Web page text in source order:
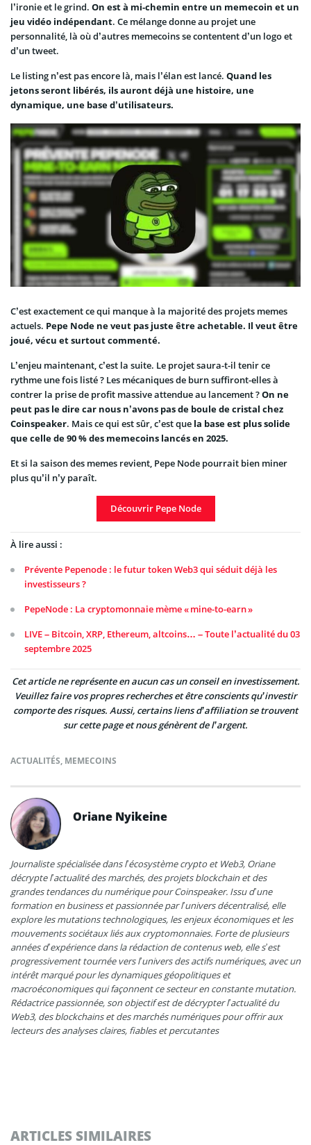
l’ironie et le grind. On est à mi-chemin entre un memecoin et un
jeu vidéo indépendant. Ce mélange donne au projet une
personnalité, là où d’autres memecoins se contentent d’un logo et
d’un tweet.
Le listing n’est pas encore là, mais l’élan est lancé. Quand les
jetons seront libérés, ils auront déjà une histoire, une
dynamique, une base d’utilisateurs.
C’est exactement ce qui manque à la majorité des projets memes
actuels. Pepe Node ne veut pas juste être achetable. Il veut être
joué, vécu et surtout commenté.
L’enjeu maintenant, c’est la suite. Le projet saura-t-il tenir ce
rythme une fois listé ? Les mécaniques de burn suffiront-elles à
contrer la prise de profit massive attendue au lancement ?On ne
peut pas le dire car nous n’avons pas de boule de cristal chez
Coinspeaker. Mais ce qui est sûr, c’est que la base est plus solide
que celle de 90 % des memecoins lancés en 2025.
Et si la saison des memes revient, Pepe Node pourrait bien miner
plus qu’il n’y paraît.
Découvrir Pepe Node
À lire aussi :
Prévente Pepenode : le futur token Web3 qui séduit déjà les
investisseurs ?
PepeNode : La cryptomonnaie mème « mine-to-earn »
LIVE – Bitcoin, XRP, Ethereum, altcoins… – Toute l’actualité du 03
septembre 2025
Cet article ne représente en aucun cas un conseil en investissement.
Veuillez faire vos propres recherches et être conscients qu’investir
comporte des risques. Aussi, certains liens d’affiliation se trouvent
sur cette page et nous génèrent de l’argent.
ACTUALITÉS, MEMECOINS
Oriane Nyikeine
Journaliste spécialisée dans l’écosystème crypto et Web3, Oriane
décrypte l’actualité des marchés, des projets blockchain et des
grandes tendances du numérique pour Coinspeaker. Issu d’une
formation en business et passionnée par l’univers décentralisé, elle
explore les mutations technologiques, les enjeux économiques et les
mouvements sociétaux liés aux cryptomonnaies. Forte de plusieurs
années d’expérience dans la rédaction de contenus web, elle s’est
progressivement tournée vers l’univers des actifs numériques, avec un
intérêt marqué pour les dynamiques géopolitiques et
macroéconomiques qui façonnent ce secteur en constante mutation.
Rédactrice passionnée, son objectif est de décrypter l’actualité du
Web3, des blockchains et des marchés numériques pour offrir aux
lecteurs des analyses claires, fiables et percutantes
ARTICLES SIMILAIRES